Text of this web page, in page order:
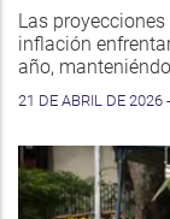
Las
inflación
año,
21 DE ABRIL DE 2026